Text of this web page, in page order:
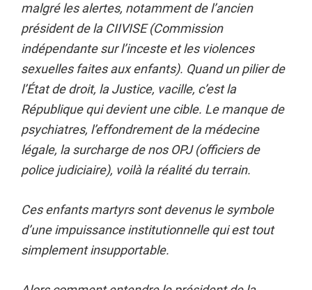
malgré les alertes, notamment de l’ancien
président de la CIIVISE (Commission
indépendante sur l’inceste et les violences
sexuelles faites aux enfants). Quand un pilier de
l’État de droit, la Justice, vacille, c’est la
République qui devient une cible. Le manque de
psychiatres, l’effondrement de la médecine
légale, la surcharge de nos OPJ (officiers de
police judiciaire), voilà la réalité du terrain.
Ces enfants martyrs sont devenus le symbole
d’une impuissance institutionnelle qui est tout
simplement insupportable.